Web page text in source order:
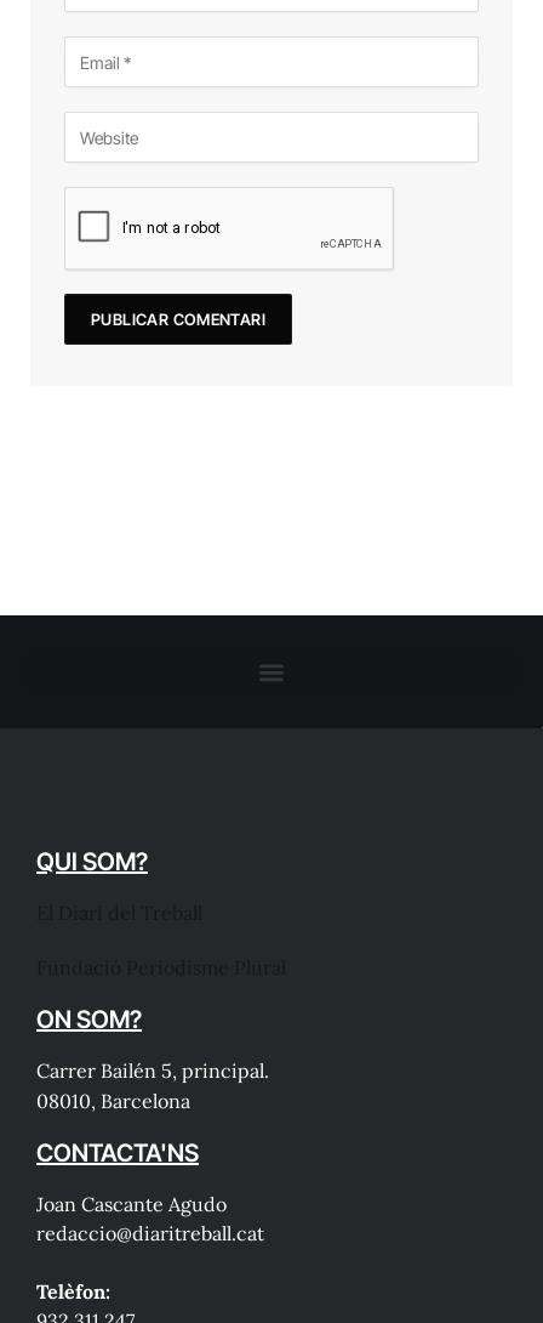
QUI SOM?
ON SOM?
Carrer Bailén 5, principal.
08010, Barcelona
CONTACTA'NS
Joan Cascante Agudo
redaccio@diaritreball.cat
Telèfon: